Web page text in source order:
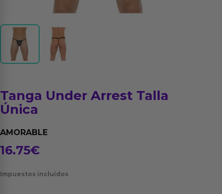
Tanga Under Arrest Talla
Única
AMORABLE
16.75€
Impuestos incluídos